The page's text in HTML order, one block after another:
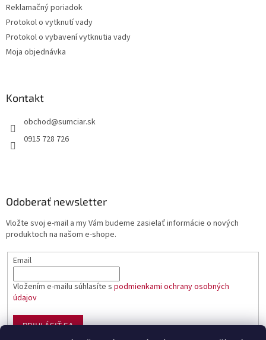
Reklamačný poriadok
Protokol o vytknutí vady
Protokol o vybavení vytknutia vady
Moja objednávka
Kontakt
obchod@sumciar.sk
0915 728 726
Odoberať newsletter
Vložte svoj e-mail a my Vám budeme zasielať informácie o nových
produktoch na našom e-shope.
Email
Vložením e-mailu súhlasíte s podmienkami ochrany osobných
údajov
PRIHLÁSIŤ SA